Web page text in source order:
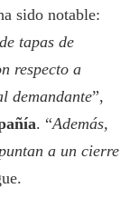
sido notable:
tapas de
respecto a
demandante”,
. “Además,
a un cierre